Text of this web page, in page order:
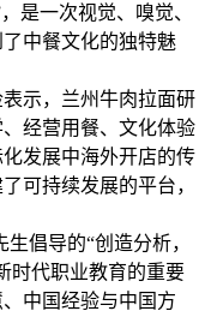
是一次视觉、嗅觉、
中餐文化的独特魅
示，兰州牛肉拉面研
经营用餐、文化体验
发展中海外开店的传
可持续发展的平台，
倡导的“创造分析，
时代职业教育的重要
中国经验与中国方